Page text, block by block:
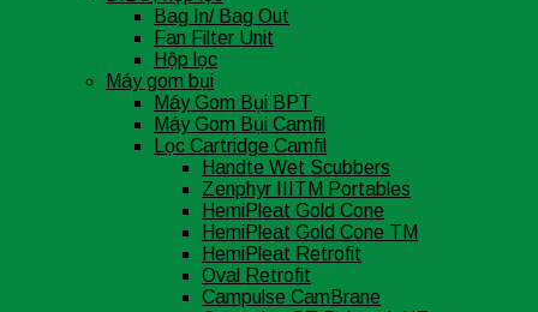
Bag In/ Bag Out
Fan Filter Unit
Hộp lọc
Máy gom bụi
Máy Gom Bụi BPT
Máy Gom Bụi Camfil
Lọc Cartridge Camfil
Handte Wet Scubbers
Zenphyr IIITM Portables
HemiPleat Gold Cone
HemiPleat Gold Cone TM
HemiPleat Retrofit
Oval Retrofit
Campulse CamBrane